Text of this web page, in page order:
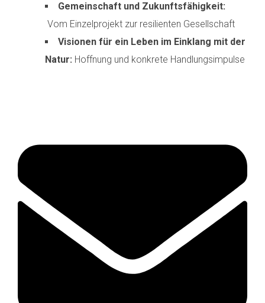
Gemeinschaft und Zukunftsfähigkeit:
Vom Einzelprojekt zur resilienten Gesellschaft
Visionen für ein Leben im Einklang mit der
Natur: Hoffnung und konkrete Handlungsimpulse